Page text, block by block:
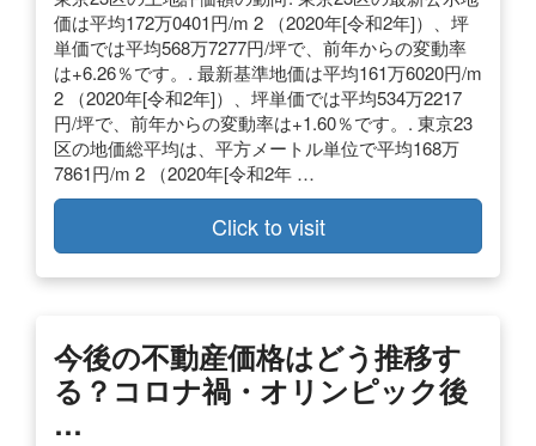
価は平均172万0401円/m 2 （2020年[令和2年]）、坪
単価では平均568万7277円/坪で、前年からの変動率
は+6.26％です。. 最新基準地価は平均161万6020円/m
2 （2020年[令和2年]）、坪単価では平均534万2217
円/坪で、前年からの変動率は+1.60％です。. 東京23
区の地価総平均は、平方メートル単位で平均168万
7861円/m 2 （2020年[令和2年 …
Click to visit
今後の不動産価格はどう推移す
る？コロナ禍・オリンピック後
…